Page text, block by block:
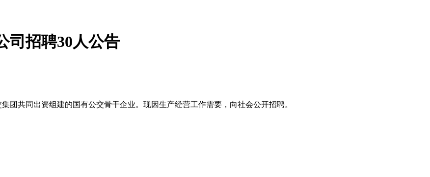
司招聘30人公告
团共同出资组建的国有公交骨干企业。现因生产经营工作需要，向社会公开招聘。